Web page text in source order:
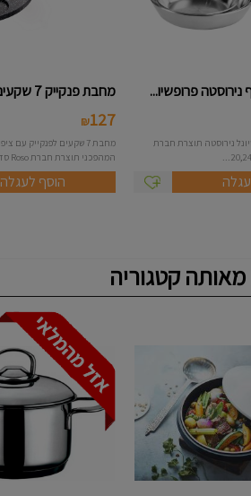
נירוסטה תוצרת חברת
מחבת פנקייק 7 שקעים אינדוקציה ...
127
₪
המהפכני תוצרת חברת Roso סדרת...
הוסף לעגלה
קטגוריה